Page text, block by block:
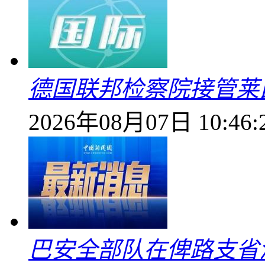
德国联邦检察院接管
2026年08月07日
巴安全部队在俾路支